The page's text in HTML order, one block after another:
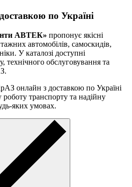
по Україні
АВТЕК» пропонує якісні
автомобілів, самоскидів,
У каталозі доступні
технічного обслуговування та
онлайн з доставкою по Україні
транспорту та надійну
яких умовах.